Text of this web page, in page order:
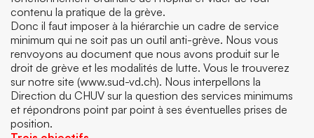
contenu la pratique de la grève.
Donc il faut imposer à la hiérarchie un cadre de service
minimum qui ne soit pas un outil anti-grève. Nous vous
renvoyons au document que nous avons produit sur le
droit de grève et les modalités de lutte. Vous le trouverez
sur notre site (www.sud-vd.ch). Nous interpellons la
Direction du CHUV sur la question des services minimums
et répondrons point par point à ses éventuelles prises de
position.